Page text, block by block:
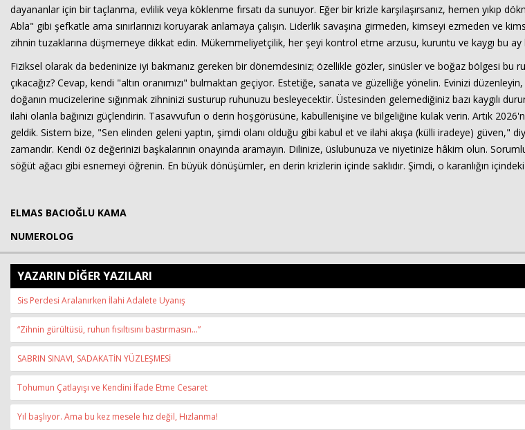
dayananlar için bir taçlanma, evlilik veya köklenme fırsatı da sunuyor. Eğer bir krizle karşılaşırsanız, hemen yıkıp
Abla" gibi şefkatle ama sınırlarınızı koruyarak anlamaya çalışın. Liderlik savaşına girmeden, kimseyi ezmeden ve
zihnin tuzaklarına düşmemeye dikkat edin. Mükemmeliyetçilik, her şeyi kontrol etme arzusu, kuruntu ve kaygı bu ay
Fiziksel olarak da bedeninize iyi bakmanız gereken bir dönemdesiniz; özellikle gözler, sinüsler ve boğaz bölgesi bu
çıkacağız? Cevap, kendi "altın oranımızı" bulmaktan geçiyor. Estetiğe, sanata ve güzelliğe yönelin. Evinizi
doğanın mucizelerine sığınmak zihninizi susturup ruhunuzu besleyecektir. Üstesinden gelemediğiniz bazı kaygılı
ilahi olanla bağınızı güçlendirin. Tasavvufun o derin hoşgörüsüne, kabullenişine ve bilgeliğine kulak verin. Artık
geldik. Sistem bize, "Sen elinden geleni yaptın, şimdi olanı olduğu gibi kabul et ve ilahi akışa (külli iradeye) güven,"
zamandır. Kendi öz değerinizi başkalarının onayında aramayın. Dilinize, üslubunuza ve niyetinize hâkim olun.
söğüt ağacı gibi esnemeyi öğrenin. En büyük dönüşümler, en derin krizlerin içinde saklıdır. Şimdi, o karanlığın
ELMAS BACIOĞLU KAMA
NUMEROLOG
YAZARIN DİĞER YAZILARI
Sis Perdesi Aralanırken İlahi Adalete Uyanış
“Zihnin gürültüsü, ruhun fısıltısını bastırmasın...”
SABRIN SINAVI, SADAKATİN YÜZLEŞMESİ
Tohumun Çatlayışı ve Kendini İfade Etme Cesaret
Yıl başlıyor. Ama bu kez mesele hız değil, Hızlanma!